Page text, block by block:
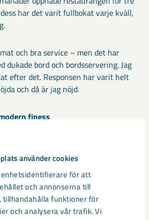
använder cookies
för att
och annonserna till
tillhandahålla funktioner för
och analysera vår trafik. Vi
har det varit fullbokat varje kväll,
och bra service – men det har
dukade bord och bordsservering. Jag
efter det. Responsen har varit helt
och då är jag nöjd.
finess
lokala råvaror – älgfilé, röding,
och lokala bär som lingon och
från grunden varje dag, säger Alex.